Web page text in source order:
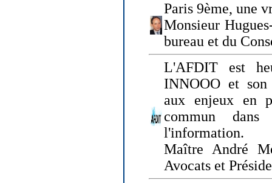
Paris 9ème, une
Monsieur
bureau et du
L'AFDIT est
INNOOO et
aux enjeux en
commun
l'information.
Maître André
Avocats et